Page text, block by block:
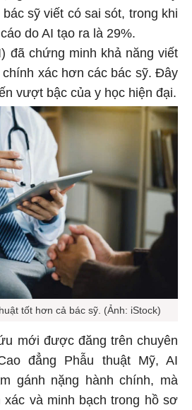
sỹ viết có sai sót, trong khi
do AI tạo ra là 29%.
đã chứng minh khả năng viết
chính xác hơn các bác sỹ. Đây
vượt bậc của y học hiện đại.
tốt hơn cả bác sỹ. (Ảnh: iStock)
mới được đăng trên chuyên
đẳng Phẫu thuật Mỹ, AI
gánh nặng hành chính, mà
và minh bạch trong hồ sơ